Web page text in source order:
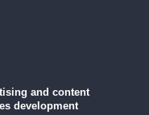
mit Fehler Herunterladen kann.
man im Spiel auf den Fehler
and content
development